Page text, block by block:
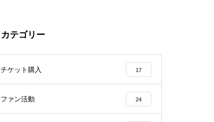
カテゴリー
チケット購入 17
ファン活動 24